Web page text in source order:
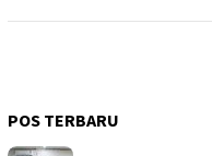
POS TERBARU